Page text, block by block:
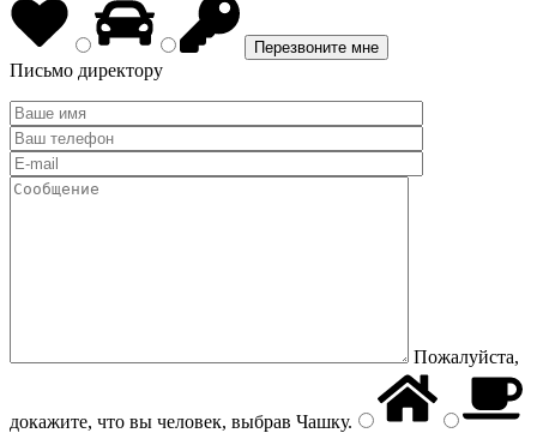
Письмо директору
Пожалуйста,
докажите, что вы человек, выбрав Чашку.